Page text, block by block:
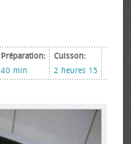
Préparation:
40 min
Cuisson:
2 heures 15